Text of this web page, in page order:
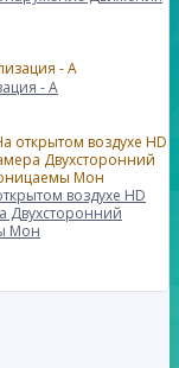
- А
воздухе HD
Двухсторонний
Мон